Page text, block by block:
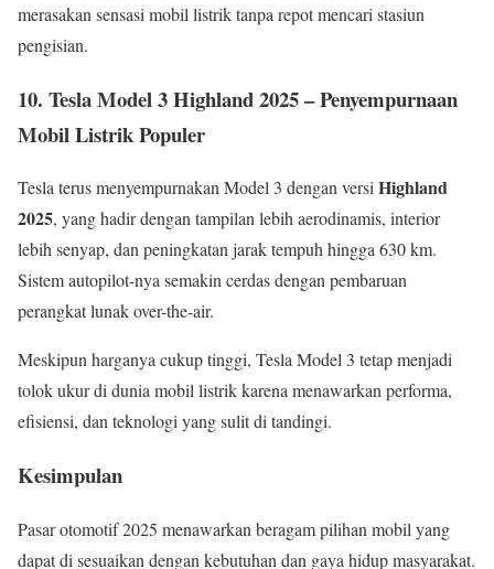
merasakan sensasi mobil listrik tanpa repot mencari stasiun
pengisian.
10. Tesla Model 3 Highland 2025 – Penyempurnaan
Mobil Listrik Populer
Tesla terus menyempurnakan Model 3 dengan versiHighland
2025, yang hadir dengan tampilan lebih aerodinamis, interior
lebih senyap, dan peningkatan jarak tempuh hingga 630 km.
Sistem autopilot-nya semakin cerdas dengan pembaruan
perangkat lunak over-the-air.
Meskipun harganya cukup tinggi, Tesla Model 3 tetap menjadi
tolok ukur di dunia mobil listrik karena menawarkan performa,
efisiensi, dan teknologi yang sulit di tandingi.
Kesimpulan
Pasar otomotif 2025 menawarkan beragam pilihan mobil yang
dapat di sesuaikan dengan kebutuhan dan gaya hidup masyarakat.